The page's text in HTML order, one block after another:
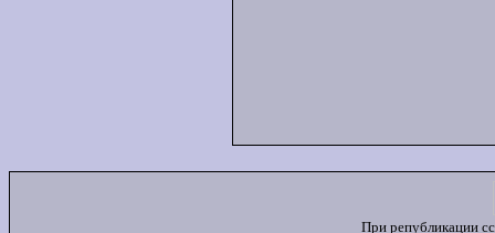
При републикации